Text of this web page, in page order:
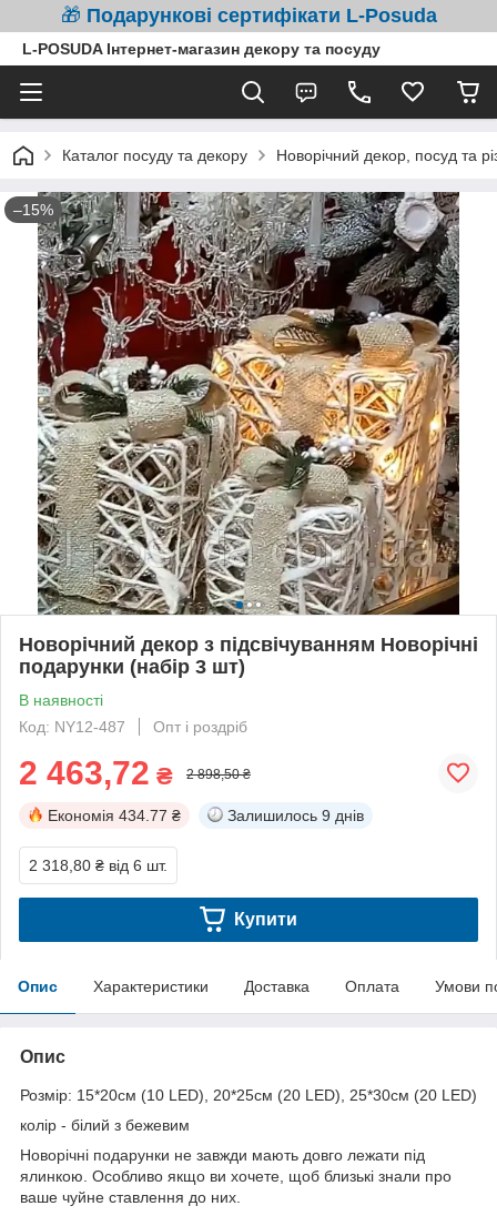
🎁 Подарункові сертифікати L-Posuda
L-POSUDA Інтернет-магазин декору та посуду
Каталог посуду та декору Новорічний декор, посуд та
–15%
Новорічний декор з підсвічуванням Новорічні
подарунки (набір 3 шт)
В наявності
Код: NY12-487
Опт і роздріб
2 463,72 ₴ 2 898,50 ₴
Економія 434.77 ₴ Залишилось 9 днів
2 318,80 ₴ від 6 шт.
Купити
Опис Характеристики Доставка Оплата Умови
Опис
Розмір: 15*20см (10 LED), 20*25см (20 LED), 25*30см (20 LED)
колір - білий з бежевим
Новорічні подарунки не завжди мають довго лежати під
ялинкою. Особливо якщо ви хочете, щоб близькі знали про
ваше чуйне ставлення до них.